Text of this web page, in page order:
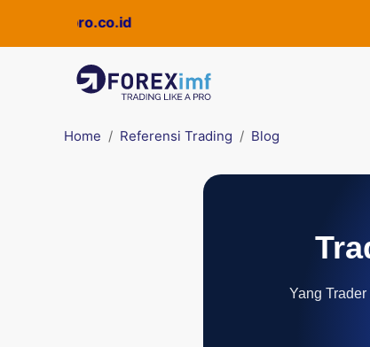
Quickpro.co.id
Home Referensi Trading Blog
Yang